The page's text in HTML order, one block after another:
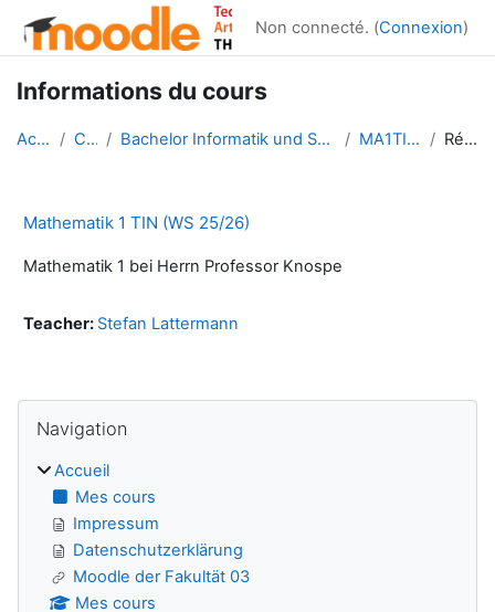
Passer au contenu principal
Non connecté. (Connexion)
Informations du cours
Accueil Cours Bachelor Informatik und Systems-Engineering MA1TIN WS25 Résumé
Mathematik 1 TIN (WS 25/26)
Mathematik 1 bei Herrn Professor Knospe
Teacher: Stefan Lattermann
Blocs
Navigation
Accueil
Mes cours
Impressum
Datenschutzerklärung
Moodle der Fakultät 03
Mes cours